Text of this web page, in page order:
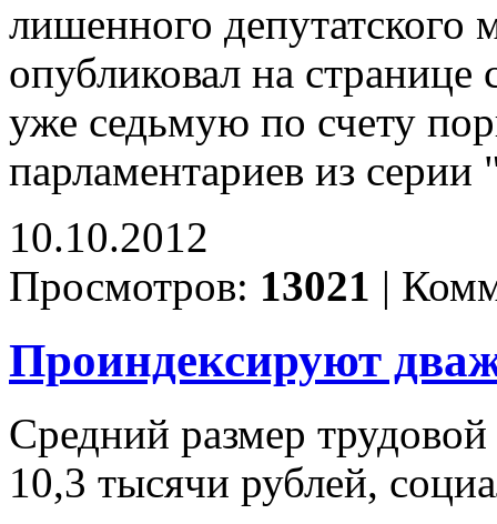
лишенного депутатского
опубликовал на
уже седьмую по счету
парламентариев из
10.10.2012
Просмотров: 13021 |
Проиндексируют
Средний размер
10,3 тысячи рублей,